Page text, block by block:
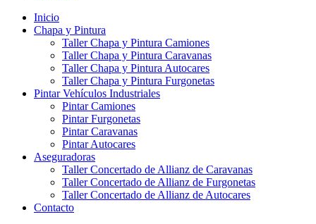
Inicio
Chapa y Pintura
Taller Chapa y Pintura Camiones
Taller Chapa y Pintura Caravanas
Taller Chapa y Pintura Autocares
Taller Chapa y Pintura Furgonetas
Pintar Vehículos Industriales
Pintar Camiones
Pintar Furgonetas
Pintar Caravanas
Pintar Autocares
Aseguradoras
Taller Concertado de Allianz de Caravanas
Taller Concertado de Allianz de Furgonetas
Taller Concertado de Allianz de Autocares
Contacto